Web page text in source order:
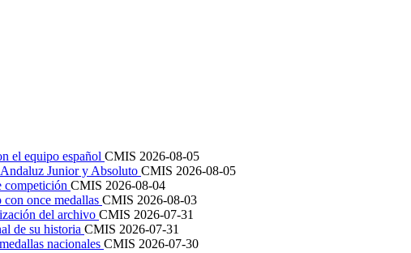
el equipo español CMIS 2026-08-05
Andaluz Junior y Absoluto CMIS 2026-08-05
competición CMIS 2026-08-04
once medallas CMIS 2026-08-03
del archivo CMIS 2026-07-31
de su historia CMIS 2026-07-31
nacionales CMIS 2026-07-30